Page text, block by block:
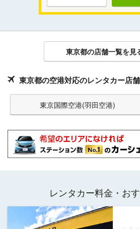
東京都の店舗一覧を見
東京都の空港対応のレンタカー店舗
東京国際空港(羽田空港)
レンタカー料金・お